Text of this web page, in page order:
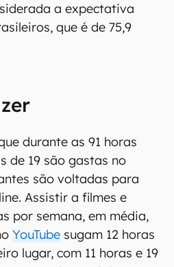
a expectativa
que é de 75,9
durante as 91 horas
de 19 são gastas no
são voltadas para
Assistir a filmes e
por semana, em média,
YouTube sugam 12 horas
lugar, com 11 horas e 19